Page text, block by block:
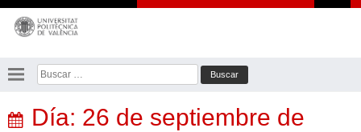
Saltar
contenido
Buscar:
Día: 26 de septiembre de